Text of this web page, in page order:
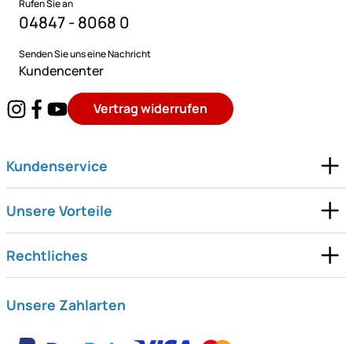
Rufen Sie an
04847 - 8068 0
Senden Sie uns eine Nachricht
Kundencenter
Vertrag widerrufen
Kundenservice
Unsere Vorteile
Rechtliches
Unsere Zahlarten